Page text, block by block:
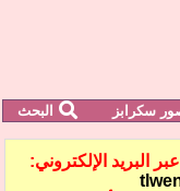
سكرابز البحث
البريد الإلكتروني: